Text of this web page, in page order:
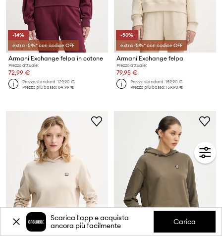
-14%
extra -5%* con codice OFF
Armani Exchange felpa in cotone
Prezzo attuale:
72,99 €
Prezzo standard:129,90 €
Prezzo più basso:84,99 €
-50%
extra -5%* con codice OFF
Armani Exchange felpa
Prezzo attuale:
79,95 €
Prezzo standard:159,90 €
Prezzo più basso:159,90 €
Scarica l'app e acquista
ancora più facilmente
Carica